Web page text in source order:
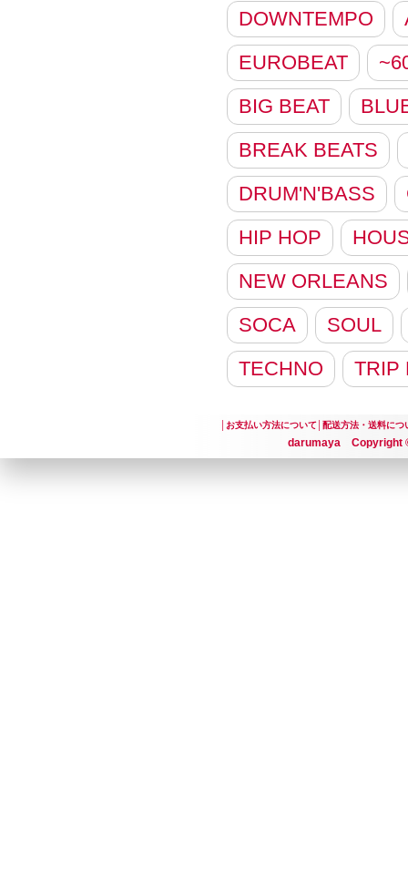
DOWNTEMPO
EUROBEAT
BIG BEAT
BREAK BEATS
DRUM'N'BASS
HIP HOP
NEW ORLEANS
SOCA
SOUL
TECHNO
TRIP
お支払い方法について│ 配送方法・送料につ
darumaya Copyright